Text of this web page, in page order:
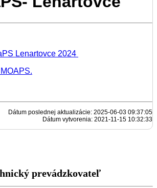
Lenartovce 2024
Dátum poslednej aktualizácie: 2025-06-03 09:37:05
Dátum vytvorenia: 2021-11-15 10:32:33
prevádzkovateľ